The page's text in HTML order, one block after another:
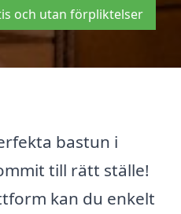
och utan förpliktelser
bastun i
till rätt ställe!
kan du enkelt